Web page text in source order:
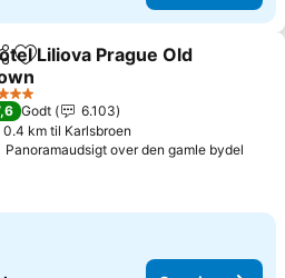
Føj til favoritter
Liliova Prague Old
priser
Godt
6.103
0.4 km til Karlsbroen
Panoramaudsigt over den gamle bydel